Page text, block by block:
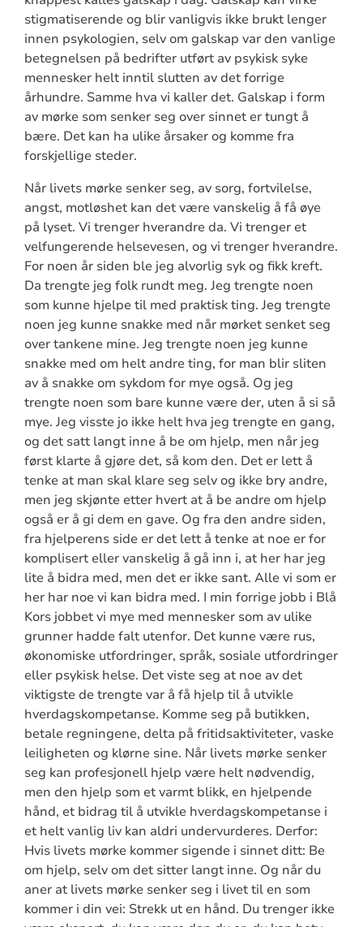
stigmatiserende og blir vanligvis ikke brukt lenger
innen psykologien, selv om galskap var den vanlige
betegnelsen på bedrifter utført av psykisk syke
mennesker helt inntil slutten av det forrige
århundre. Samme hva vi kaller det. Galskap i form
av mørke som senker seg over sinnet er tungt å
bære. Det kan ha ulike årsaker og komme fra
forskjellige steder.
Når livets mørke senker seg, av sorg, fortvilelse,
angst, motløshet kan det være vanskelig å få øye
på lyset. Vi trenger hverandre da. Vi trenger et
velfungerende helsevesen, og vi trenger hverandre.
For noen år siden ble jeg alvorlig syk og fikk kreft.
Da trengte jeg folk rundt meg. Jeg trengte noen
som kunne hjelpe til med praktisk ting. Jeg trengte
noen jeg kunne snakke med når mørket senket seg
over tankene mine. Jeg trengte noen jeg kunne
snakke med om helt andre ting, for man blir sliten
av å snakke om sykdom for mye også. Og jeg
trengte noen som bare kunne være der, uten å si så
mye. Jeg visste jo ikke helt hva jeg trengte en gang,
og det satt langt inne å be om hjelp, men når jeg
først klarte å gjøre det, så kom den. Det er lett å
tenke at man skal klare seg selv og ikke bry andre,
men jeg skjønte etter hvert at å be andre om hjelp
også er å gi dem en gave. Og fra den andre siden,
fra hjelperens side er det lett å tenke at noe er for
komplisert eller vanskelig å gå inn i, at her har jeg
lite å bidra med, men det er ikke sant. Alle vi som er
her har noe vi kan bidra med. I min forrige jobb i Blå
Kors jobbet vi mye med mennesker som av ulike
grunner hadde falt utenfor. Det kunne være rus,
økonomiske utfordringer, språk, sosiale utfordringer
eller psykisk helse. Det viste seg at noe av det
viktigste de trengte var å få hjelp til å utvikle
hverdagskompetanse. Komme seg på butikken,
betale regningene, delta på fritidsaktiviteter, vaske
leiligheten og klørne sine. Når livets mørke senker
seg kan profesjonell hjelp være helt nødvendig,
men den hjelp som et varmt blikk, en hjelpende
hånd, et bidrag til å utvikle hverdagskompetanse i
et helt vanlig liv kan aldri undervurderes. Derfor:
Hvis livets mørke kommer sigende i sinnet ditt: Be
om hjelp, selv om det sitter langt inne. Og når du
aner at livets mørke senker seg i livet til en som
kommer i din vei: Strekk ut en hånd. Du trenger ikke